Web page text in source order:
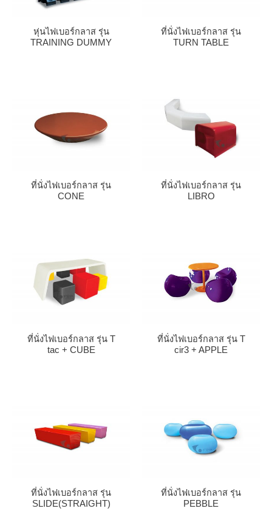
หุ่นไฟเบอร์กลาส รุ่น
TRAINING DUMMY
ที่นั่งไฟเบอร์กลาส รุ่น
TURN TABLE
ที่นั่งไฟเบอร์กลาส รุ่น
CONE
ที่นั่งไฟเบอร์กลาส รุ่น
LIBRO
ที่นั่งไฟเบอร์กลาส รุ่น T
tac + CUBE
ที่นั่งไฟเบอร์กลาส รุ่น T
cir3 + APPLE
ที่นั่งไฟเบอร์กลาส รุ่น
SLIDE(STRAIGHT)
ที่นั่งไฟเบอร์กลาส รุ่น
PEBBLE